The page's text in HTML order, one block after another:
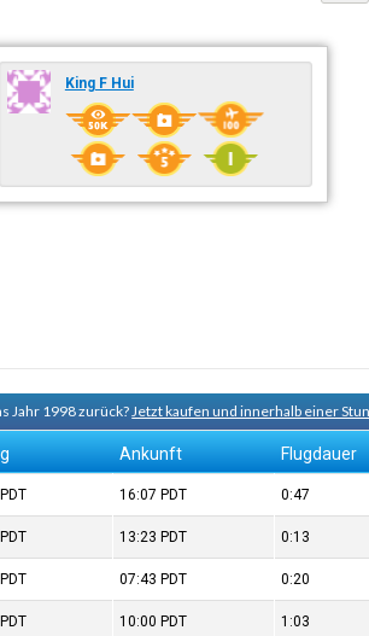
King F Hui
Jahr 1998 zurück?Jetzt kaufen und innerhalb einer
Ankunft Flugdauer
PDT 16:07 PDT 0:47
PDT 13:23 PDT 0:13
PDT 07:43 PDT 0:20
PDT 10:00 PDT 1:03